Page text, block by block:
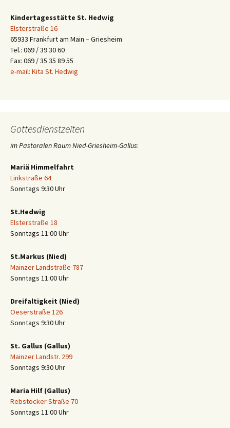
Kindertagesstätte St. Hedwig
Elsterstraße 16
65933 Frankfurt am Main – Griesheim
Tel.: 069 / 39 30 60
Fax: 069 / 35 35 89 55
e-mail: Kita St. Hedwig
Gottesdienstzeiten
im Pastoralen Raum Nied-Griesheim-Gallus:
Mariä Himmelfahrt
Linkstraße 64
Sonntags 9:30 Uhr
St.Hedwig
Elsterstraße 18
Sonntags 11:00 Uhr
St.Markus (Nied)
Mainzer Landstraße 787
Sonntags 11:00 Uhr
Dreifaltigkeit (Nied)
Oeserstraße 126
Sonntags 9:30 Uhr
St. Gallus (Gallus)
Mainzer Landstr. 299
Sonntags 9:30 Uhr
Maria Hilf (Gallus)
Rebstöcker Straße 70
Sonntags 11:00 Uhr